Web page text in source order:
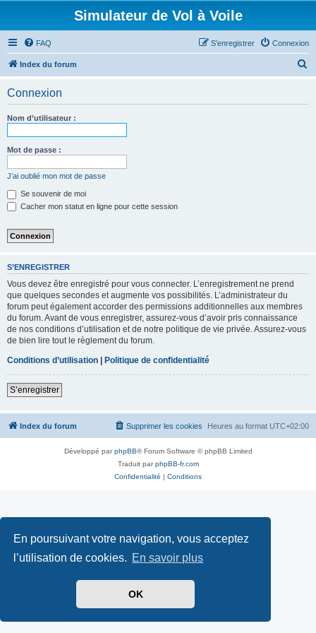
En poursuivant votre navigation, vous acceptez
l’utilisation de cookies. En savoir plus
OK
Simulateur de Vol à Voile
FAQ Connexion
S’enregistrer
Index du forum
Connexion
Nom d’utilisateur :
Mot de passe :
J’ai oublié mon mot de passe
Se souvenir de moi
Cacher mon statut en ligne pour cette session
S’ENREGISTRER
Vous devez être enregistré pour vous connecter. L’enregistrement ne prend
que quelques secondes et augmente vos possibilités. L’administrateur du
forum peut également accorder des permissions additionnelles aux membres
du forum. Avant de vous enregistrer, assurez-vous d’avoir pris connaissance
de nos conditions d’utilisation et de notre politique de vie privée. Assurez-vous
de bien lire tout le règlement du forum.
Conditions d’utilisation | Politique de confidentialité
S’enregistrer
Index du forum Heures au format UTC+02:00
Supprimer les cookies
Développé parphpBB® Forum Software © phpBB Limited
Traduit parphpBB-fr.com
Confidentialité | Conditions